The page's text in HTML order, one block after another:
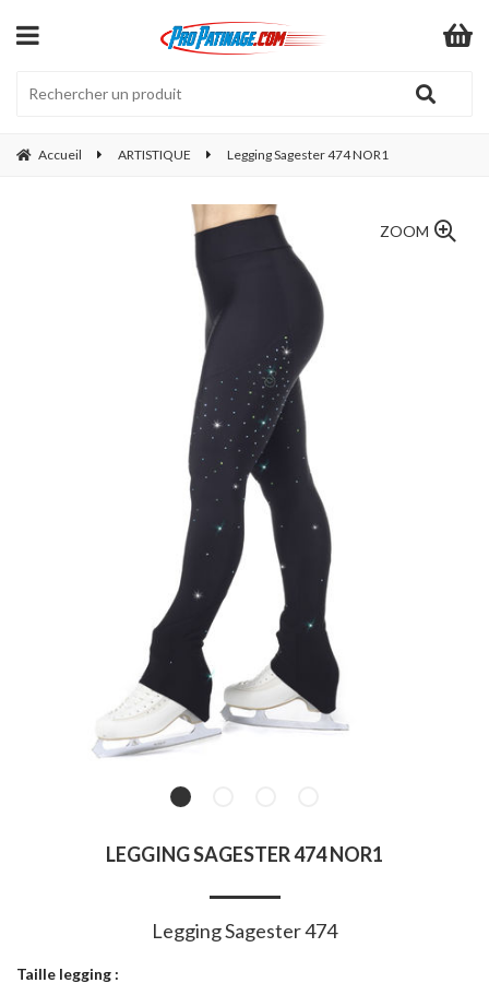
Accueil ARTISTIQUE Legging Sagester 474 NOR1
ZOOM
LEGGING SAGESTER 474 NOR1
Legging Sagester 474
Taille legging :